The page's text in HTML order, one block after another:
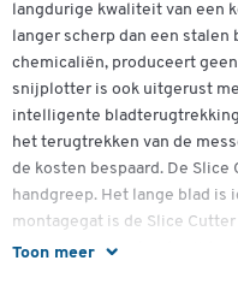
Toon meer
langdurige kwaliteit van een
langer scherp dan een
chemicaliën, produceert
snijplotter is ook uitgerust
intelligente
het terugtrekken van de
de kosten bespaard. De
handgreep. Het lange blad is
montagegat is de Slice
een mes dat aan beide zijden